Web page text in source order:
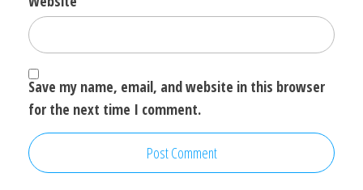
Save my name, email, and website in this browser
for the next time I comment.